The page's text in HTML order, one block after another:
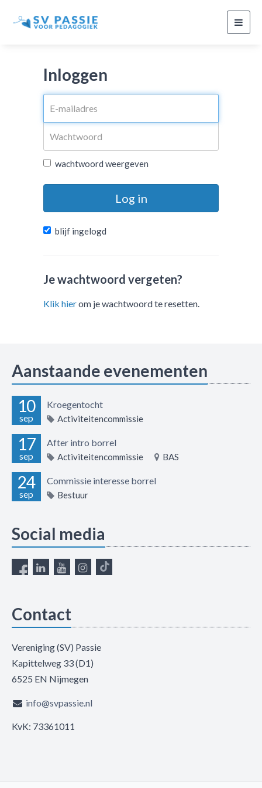
Inloggen
wachtwoord weergeven
Log in
blijf ingelogd
Je wachtwoord vergeten?
Klik hierom je wachtwoord te resetten.
Aanstaande evenementen
10
sep
Kroegentocht
Activiteitencommissie
17
sep
After intro borrel
Activiteitencommissie BAS
24
sep
Commissie interesse borrel
Bestuur
Social media
Contact
Vereniging (SV) Passie
Kapittelweg 33 (D1)
6525 EN Nijmegen
info@svpassie.nl
KvK: 73361011